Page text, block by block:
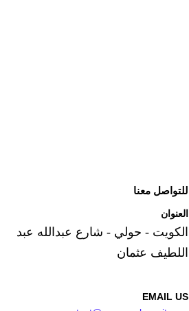
للتواصل معنا
العنوان
الكويت - حولي - شارع عبدالله عبد
اللطيف عثمان
EMAIL US